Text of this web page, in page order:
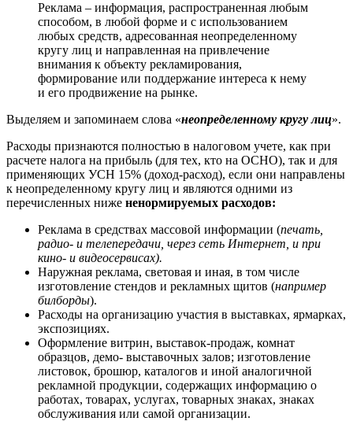
Реклама – информация, распространенная любым
способом, в любой форме и с использованием
любых средств, адресованная неопределенному
кругу лиц и направленная на привлечение
внимания к объекту рекламирования,
формирование или поддержание интереса к нему
и его продвижение на рынке.
Выделяем и запоминаем слова «неопределенному кругу лиц».
Расходы признаются полностью в налоговом учете, как при
расчете налога на прибыль (для тех, кто на ОСНО), так и для
применяющих УСН 15% (доход-расход), если они направлены
к неопределенному кругу лиц и являются одними из
перечисленных ниже ненормируемых расходов:
Реклама в средствах массовой информации (печать,
радио- и телепередачи, через сеть Интернет, и при
кино- и видеосервисах).
Наружная реклама, световая и иная, в том числе
изготовление стендов и рекламных щитов (например
билборды).
Расходы на организацию участия в выставках, ярмарках,
экспозициях.
Оформление витрин, выставок-продаж, комнат
образцов, демо- выставочных залов; изготовление
листовок, брошюр, каталогов и иной аналогичной
рекламной продукции, содержащих информацию о
работах, товарах, услугах, товарных знаках, знаках
обслуживания или самой организации.